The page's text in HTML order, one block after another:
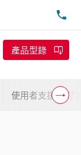
產品型錄
使用者支援 了